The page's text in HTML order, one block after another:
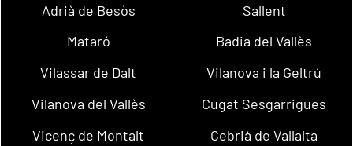
Adrià de Besòs
Sallent
Mataró
Badia del Vallès
Vilassar de Dalt
Vilanova i la Geltrú
Vilanova del Vallès
Cugat Sesgarrigues
Vicenç de Montalt
Cebrià de Vallalta